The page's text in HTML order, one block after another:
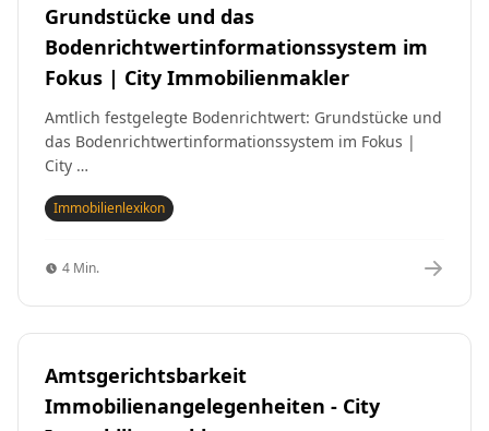
Grundstücke und das
Bodenrichtwertinformationssystem im
Fokus | City Immobilienmakler
Amtlich festgelegte Bodenrichtwert: Grundstücke und
das Bodenrichtwertinformationssystem im Fokus |
City …
Immobilienlexikon
4 Min.
Amtsgerichtsbarkeit
Immobilienangelegenheiten - City